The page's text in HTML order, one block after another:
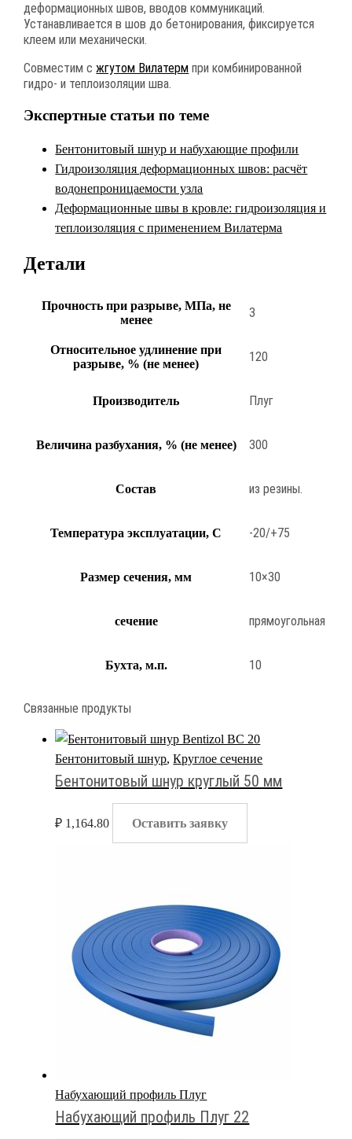
деформационных швов, вводов коммуникаций.
Устанавливается в шов до бетонирования, фиксируется
клеем или механически.
Совместим сжгутом Вилатерм при комбинированной
гидро- и теплоизоляции шва.
Экспертные статьи по теме
Бентонитовый шнур и набухающие профили
Гидроизоляция деформационных швов: расчёт
водонепроницаемости узла
Деформационные швы в кровле: гидроизоляция и
теплоизоляция с применением Вилатерма
Детали
Прочность при разрыве, МПа, не
менее
3
Относительное удлинение при
разрыве, % (не менее)
120
Производитель Плуг
Величина разбухания, % (не менее) 300
Состав из резины.
Температура эксплуатации, С -20/+75
Размер сечения, мм 10×30
сечение прямоугольная
Бухта, м.п. 10
Связанные продукты
Бентонитовый шнур,Круглое сечение
Бентонитовый шнур круглый 50 мм
₽ 1,164.80 Оставить заявку
Набухающий профиль Плуг
Набухающий профиль Плуг 22